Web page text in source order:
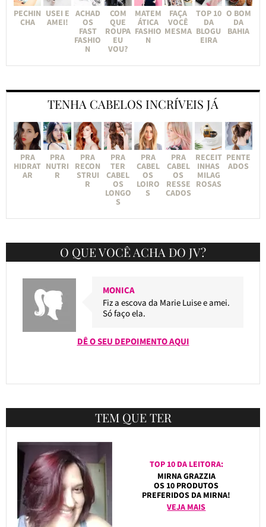
PECHIN
CHA
USEI E
AMEI!
ACHAD
OS
FAST
FASHIO
N
COM
QUE
ROUPA
EU
VOU?
MATEM
ÁTICA
FASHIO
N
FAÇA
VOCÊ
MESMA
TOP 10
DA
BLOGU
EIRA
O BOM
DA
BAHIA
TENHA CABELOS INCRÍVEIS JÁ
PRA
HIDRAT
AR
PRA
NUTRI
R
PRA
RECON
STRUI
R
PRA
TER
CABEL
OS
LONGO
S
PRA
CABEL
OS
LOIRO
S
PRA
CABEL
OS
RESSE
CADOS
RECEIT
INHAS
MILAG
ROSAS
PENTE
ADOS
O QUE VOCÊ ACHA DO JV?
MONICA
Fiz a escova da Marie Luise e amei.
Só faço ela.
DÊ O SEU DEPOIMENTO AQUI
TEM QUE TER
TOP 10 DA LEITORA:
MIRNA GRAZZIA
OS 10 PRODUTOS
PREFERIDOS DA MIRNA!
VEJA MAIS